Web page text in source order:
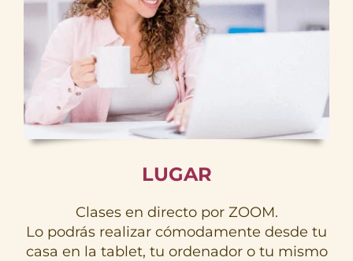
LUGAR
Clases en directo por ZOOM.
Lo podrás realizar cómodamente desde tu
casa en la tablet, tu ordenador o tu mismo